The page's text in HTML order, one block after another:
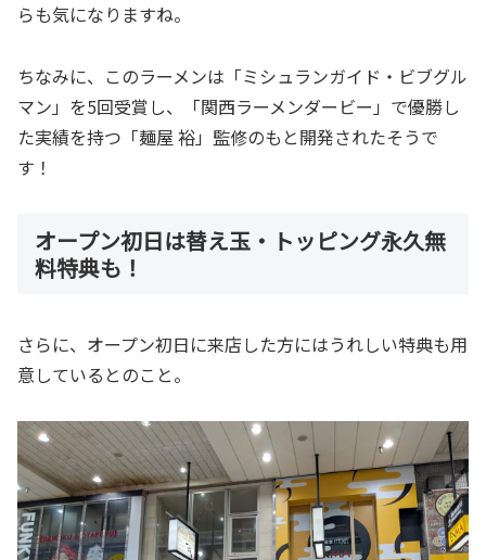
らも気になりますね。
ちなみに、このラーメンは「ミシュランガイド・ビブグル
マン」を5回受賞し、「関西ラーメンダービー」で優勝し
た実績を持つ「麺屋 裕」監修のもと開発されたそうで
す！
オープン初日は替え玉・トッピング永久無
料特典も！
さらに、オープン初日に来店した方にはうれしい特典も用
意しているとのこと。